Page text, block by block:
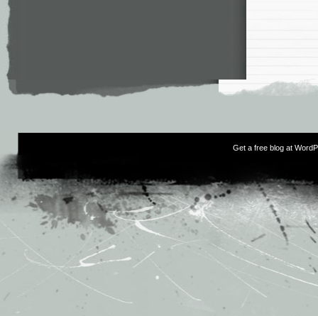
Get a free blog at